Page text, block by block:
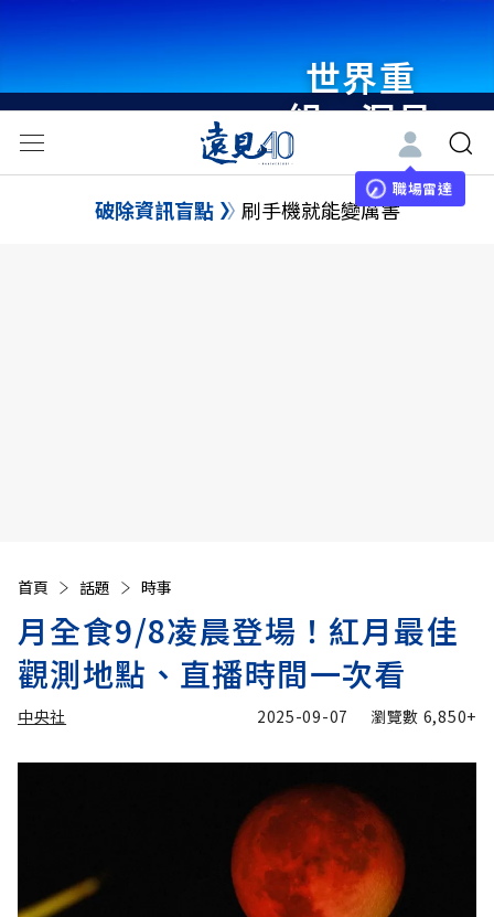
世界重
組・洞見
未來 與
世界領袖
職場雷達
破除資訊盲點 刷手機就能變厲害
首頁 話題 時事
月全食9/8凌晨登場！紅月最佳
觀測地點、直播時間一次看
中央社 2025-09-07 瀏覽數 6,850+